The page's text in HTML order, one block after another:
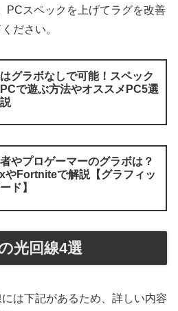
PCスペックを上げてラグを改善
ださい。
グラボなしで可能！スペック
で遊ぶ方法やオススメPC5選
やプロゲーマーのグラボは？
やFortniteで解説【グラフィッ
ド】
光回線4選
は下記があるため、詳しい内容